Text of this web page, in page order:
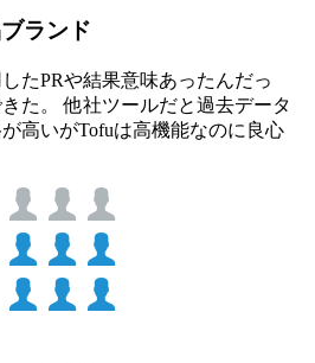
ランド
たPRや結果意味あったんだっ
た。 他社ツールだと過去データ
高いがTofuは高機能なのに良心